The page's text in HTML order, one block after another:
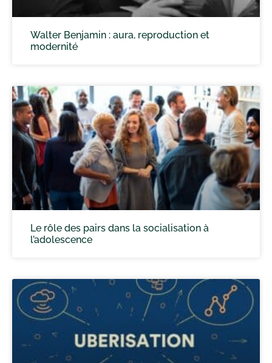
Walter Benjamin : aura, reproduction et
modernité
Le rôle des pairs dans la socialisation à
l’adolescence